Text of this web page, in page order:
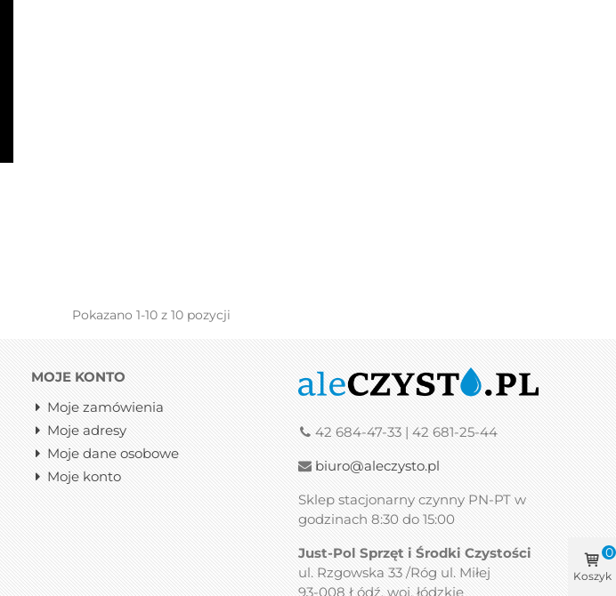
Pokazano 1-10 z 10 pozycji
MOJE KONTO
Moje zamówienia
Moje adresy
Moje dane osobowe
Moje konto
42 684-47-33 | 42 681-25-44
biuro@aleczysto.pl
Sklep stacjonarny czynny PN-PT w
godzinach 8:30 do 15:00
Just-Pol Sprzęt i Środki Czystości
ul. Rzgowska 33 /Róg ul. Miłej
93-008 Łódź, woj. łódzkie
Koszyk
0